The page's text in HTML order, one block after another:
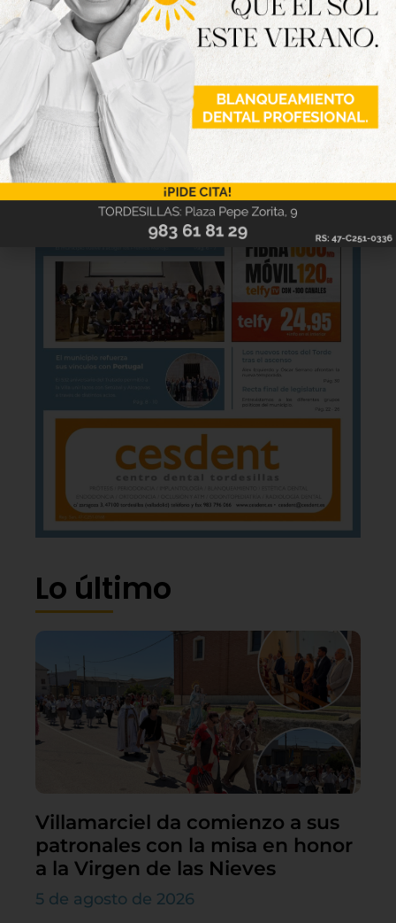
la revista Tordesillas al día. Haz clic sobre la
imagen para verla online.
Lo último
Villamarciel da comienzo a sus
patronales con la misa en honor
a la Virgen de las Nieves
5 de agosto de 2026